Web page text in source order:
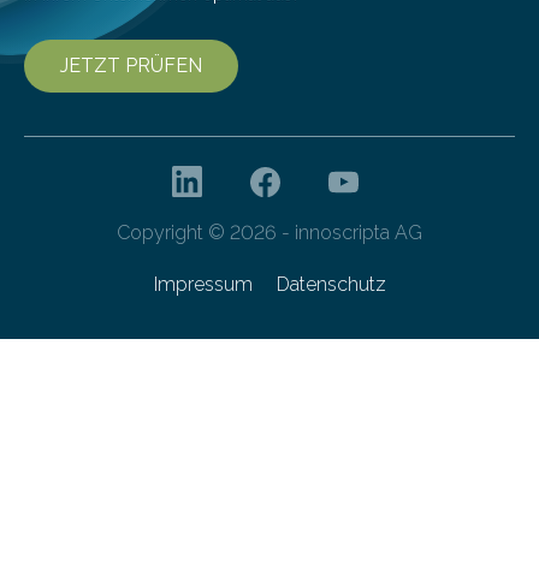
JETZT PRÜFEN
Copyright © 2026 - innoscripta AG
Impressum Datenschutz